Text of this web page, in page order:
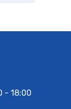
- 18:00